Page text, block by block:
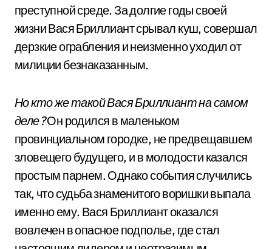
преступной среде. За долгие годы своей
жизни Вася Бриллиант срывал куш, совершал
дерзкие ограбления и неизменно уходил от
милиции безнаказанным.
Но кто же такой Вася Бриллиант на самом
деле?Он родился в маленьком
провинциальном городке, не предвещавшем
зловещего будущего, и в молодости казался
простым парнем. Однако события случились
так, что судьба знаменитого воришки выпала
именно ему. Вася Бриллиант оказался
вовлечен в опасное подполье, где стал